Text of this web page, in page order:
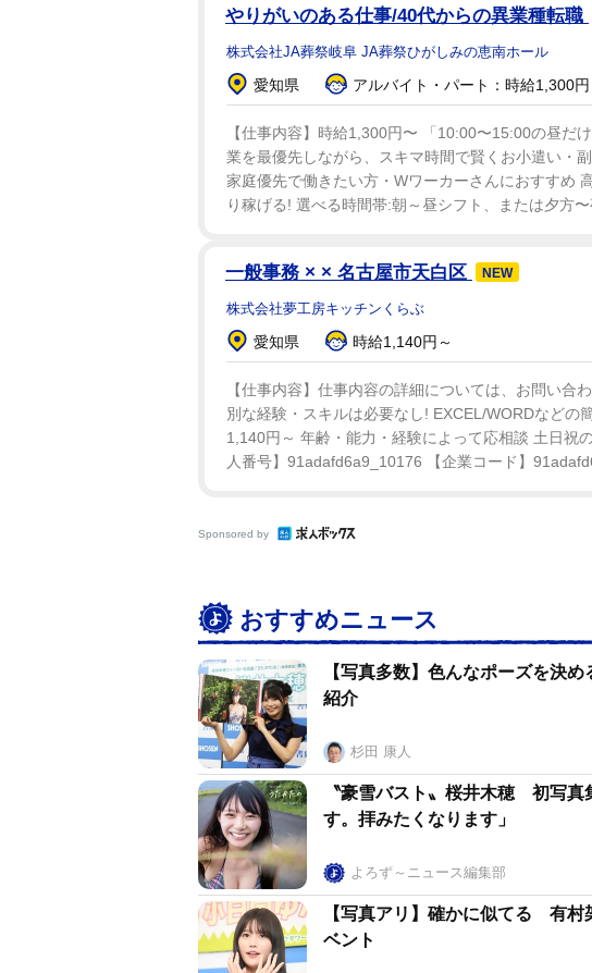
やりがいのある仕事/40代からの異業種転職
株式会社JA葬祭岐阜 JA葬祭ひがしみの恵南ホール
愛知県 アルバイト・パート：時給1,300
【仕事内容】時給1,300円〜 「10:00〜15:00の昼だ
業を最優先しながら、スキマ時間で賢くお小遣い・
家庭優先で働きたい方・Wワーカーさんにおすすめ
り稼げる! 選べる時間帯:朝～昼シフト、または夕方
一般事務 × × 名古屋市天白区 NEW
株式会社夢工房キッチンくらぶ
愛知県 時給1,140円～
【仕事内容】仕事内容の詳細については、お問い合
別な経験・スキルは必要なし! EXCEL/WORDなどの
1,140円～ 年齢・能力・経験によって応相談 土日祝
人番号】91adafd6a9_10176 【企業コード】
Sponsored by
おすすめニュース
【写真多数】色んなポーズを決
紹介
杉田 康人
〝豪雪バスト〟桜井木穂 初写真
す。拝みたくなります」
よろず～ニュース編集部
【写真アリ】確かに似てる 有村
ベント